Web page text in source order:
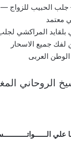
جلب الحبيب
معتمد
بلقايد المراكشي
لفك جميع الاسحار
العربى
الروحاني
علي